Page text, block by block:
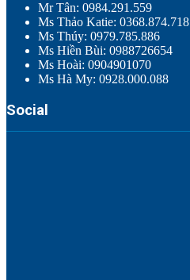
Mr Tân: 0984.291.559
Ms Thảo Katie: 0368.874.718
Ms Thúy: 0979.785.886
Ms Hiền Bùi: 0988726654
Ms Hoài: 0904901070
Ms Hà My: 0928.000.088
Social